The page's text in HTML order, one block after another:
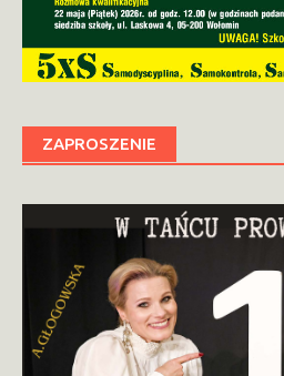
ZAPROSZENIE